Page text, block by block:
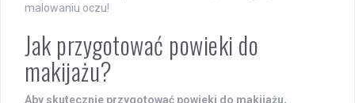
malowaniu oczu!
Jak przygotować powieki do
makijażu?
Aby skutecznie przygotować powieki do makijażu,